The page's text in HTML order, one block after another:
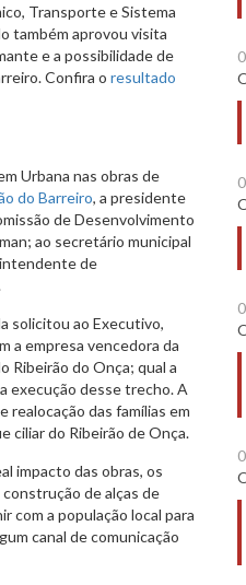
Transporte e Sistema
também aprovou visita
e a possibilidade de
Confira o resultado
Urbana nas obras de
do Barreiro, a presidente
de Desenvolvimento
ao secretário municipal
de
solicitou ao Executivo,
a empresa vencedora da
Ribeirão do Onça; qual a
execução desse trecho. A
realocação das famílias em
ciliar do Ribeirão de Onça.
impacto das obras, os
de alças de
com a população local para
canal de comunicação